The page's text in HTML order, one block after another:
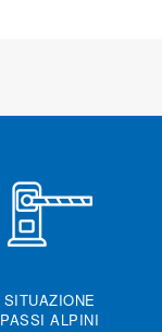
SITUAZIONE
PASSI ALPINI